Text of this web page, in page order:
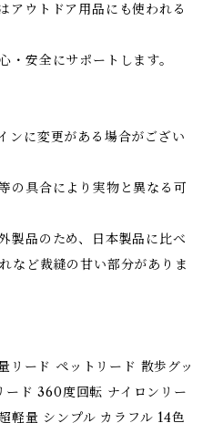
アウトドア用品にも使われる
・安全にサポートします。
ンに変更がある場合がござい
の具合により実物と異なる可
製品のため、日本製品に比べ
など裁縫の甘い部分がありま
リード ペットリード 散歩グッ
ード 360度回転 ナイロンリー
軽量 シンプル カラフル 14色